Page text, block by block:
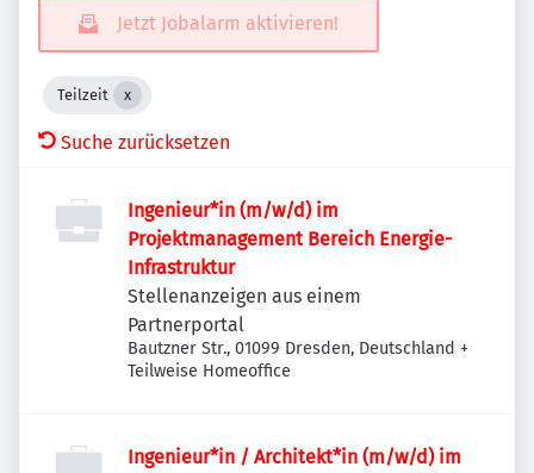
Jetzt Jobalarm aktivieren!
Teilzeit
Suche zurücksetzen
Ingenieur*in (m/w/d) im
Projektmanagement Bereich Energie-
Infrastruktur
Stellenanzeigen aus einem
Partnerportal
Bautzner Str., 01099 Dresden, Deutschland +
Teilweise Homeoffice
Ingenieur*in / Architekt*in (m/w/d) im